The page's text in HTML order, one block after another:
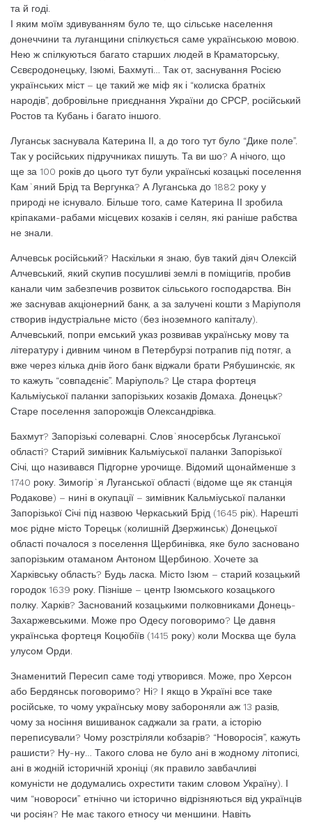
та й годі.
І яким моїм здивуванням було те, що сільське населення
донеччини та луганщини спілкується саме українською мовою.
Нею ж спілкуються багато старших людей в Краматорську,
Сєвєродонецьку, Ізюмі, Бахмуті… Так от, заснування Росією
українських міст – це такий же міф як і “колиска братніх
народів”, добровільне приєднання України до СРСР, російський
Ростов та Кубань і багато іншого.
Луганськ заснувала Катерина ІІ, а до того тут було “Дике поле”.
Так у російських підручниках пишуть. Та ви шо? А нічого, що
ще за 100 років до цього тут були українські козацькі поселення
Кам`яний Брід та Вергунка? А Луганська до 1882 року у
природі не існувало. Більше того, саме Катерина ІІ зробила
кріпаками-рабами місцевих козаків і селян, які раніше рабства
не знали.
Алчевськ російський? Наскільки я знаю, був такий діяч Олексій
Алчевський, який скупив посушливі землі в поміщигів, пробив
канали чим забезпечив розвиток сільського господарства. Він
же заснував акціонерний банк, а за залучені кошти з Маріуполя
створив індустріальне місто (без іноземного капіталу).
Алчевський, попри емський указ розвивав українську мову та
літературу і дивним чином в Петербурзі потрапив під потяг, а
вже через кілька днів його банк віджали брати Рябушинскіє, як
то кажуть “совпадєніє”. Маріуполь? Це стара фортеця
Кальміуської паланки запорізьких козаків Домаха. Донецьк?
Старе поселення запорожців Олександрівка.
Бахмут? Запорізькі солеварні. Слов`яносербськ Луганської
області? Старий зимівник Кальміуської паланки Запорізької
Січі, що називався Підгорне урочище. Відомий щонайменше з
1740 року. Зимогір`я Луганської області (відоме ще як станція
Родакове) – нині в окупації – зимівник Кальміуської паланки
Запорізької Січі під назвою Черкаський Брід (1645 рік). Нарешті
моє рідне місто Торецьк (колишній Дзержинськ) Донецької
області почалося з поселення Щербинівка, яке було засновано
запорізьким отаманом Антоном Щербиною. Хочете за
Харківську область? Будь ласка. Місто Ізюм – старий козацький
городок 1639 року. Пізніше – центр Ізюмського козацького
полку. Харків? Заснований козацькими полковниками Донець-
Захаржевськими. Може про Одесу поговоримо? Це давня
українська фортеця Коцюбіїв (1415 року) коли Москва ще була
улусом Орди.
Знаменитий Пересип саме тоді утворився. Може, про Херсон
або Бердянськ поговоримо? Ні? І якщо в Україні все таке
російське, то чому українську мову забороняли аж 13 разів,
чому за носіння вишиванок саджали за грати, а історію
переписували? Чому розстріляли кобзарів? “Новоросія”, кажуть
рашисти? Ну-ну… Такого слова не було ані в жодному літописі,
ані в жодній історичній хроніці (як правило завбачливі
комуністи не додумались охрестити таким словом Україну). І
чим “новороси” етнічно чи історично відрізняються від українців
чи росіян? Не має такого етносу чи меншини. Навіть